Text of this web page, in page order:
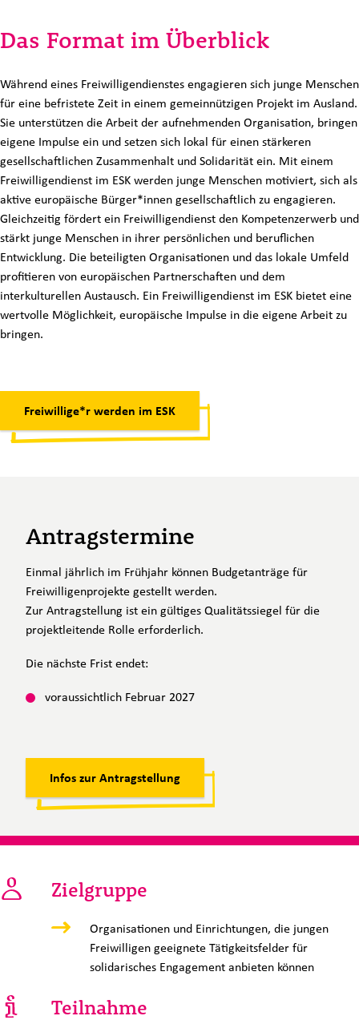
Das Format im Überblick
Während eines Freiwilligendienstes engagieren sich junge Menschen
für eine befristete Zeit in einem gemeinnützigen Projekt im Ausland.
Sie unterstützen die Arbeit der aufnehmenden Organisation, bringen
eigene Impulse ein und setzen sich lokal für einen stärkeren
gesellschaftlichen Zusammenhalt und Solidarität ein. Mit einem
Freiwilligendienst im ESK werden junge Menschen motiviert, sich als
aktive europäische Bürger*innen gesellschaftlich zu engagieren.
Gleichzeitig fördert ein Freiwilligendienst den Kompetenzerwerb und
stärkt junge Menschen in ihrer persönlichen und beruflichen
Entwicklung. Die beteiligten Organisationen und das lokale Umfeld
profitieren von europäischen Partnerschaften und dem
interkulturellen Austausch. Ein Freiwilligendienst im ESK bietet eine
wertvolle Möglichkeit, europäische Impulse in die eigene Arbeit zu
bringen.
Freiwillige*r werden im ESK
Antragstermine
Einmal jährlich im Frühjahr können Budgetanträge für
Freiwilligenprojekte gestellt werden.
Zur Antragstellung ist ein gültiges Qualitätssiegel für die
projektleitende Rolle erforderlich.
Die nächste Frist endet:
voraussichtlich Februar 2027
Infos zur Antragstellung
Zielgruppe
Organisationen und Einrichtungen, die jungen
Freiwilligen geeignete Tätigkeitsfelder für
solidarisches Engagement anbieten können
Teilnahme